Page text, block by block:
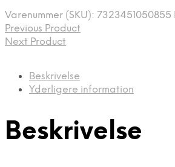
Varenummer (SKU): 7323451050855
Previous Product
Next Product
Beskrivelse
Yderligere information
Beskrivelse